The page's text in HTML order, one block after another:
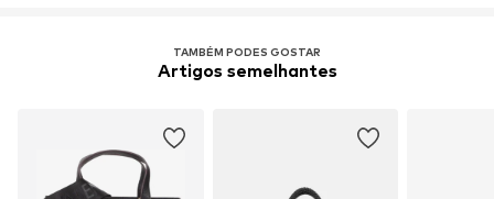
TAMBÉM PODES GOSTAR
Artigos semelhantes